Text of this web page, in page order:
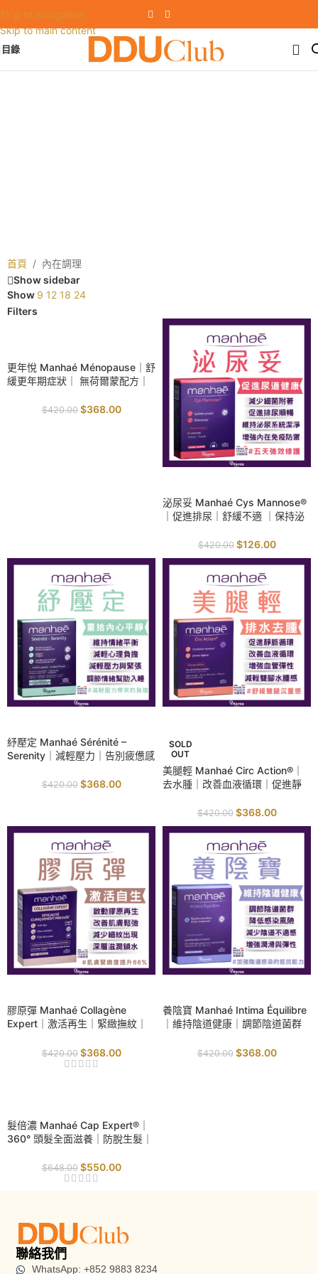
Skip to navigation
Skip to main content
目錄
首頁 / 內在調理
Show sidebar
Show 9 12 18 24
Filters
更年悅 Manhaé Ménopause｜舒
緩更年期症狀｜ 無荷爾蒙配方｜
穩定情緒健康
$420.00 $368.00
泌尿妥 Manhaé Cys Mannose®
｜促進排尿｜舒緩不適 ｜保持泌
$420.00 $126.00
紓壓定 Manhaé Sérénité –
Serenity｜減輕壓力｜告別疲憊感
$420.00 $368.00
SOLD
OUT
美腿輕 Manhaé Circ Action®｜
去水腫｜改善血液循環｜促進靜
血管彈性
$420.00 $368.00
膠原彈 Manhaé Collagène
Expert｜激活再生｜緊緻撫紋｜
$420.00 $368.00
養陰寶 Manhaé Intima Équilibre
｜維持陰道健康｜調節陰道菌群
$420.00 $368.00
髮倍濃 Manhaé Cap Expert®｜
360° 頭髮全面滋養｜防脫生髮｜
$648.00 $550.00
聯絡我們
WhatsApp: +852 9883 8234